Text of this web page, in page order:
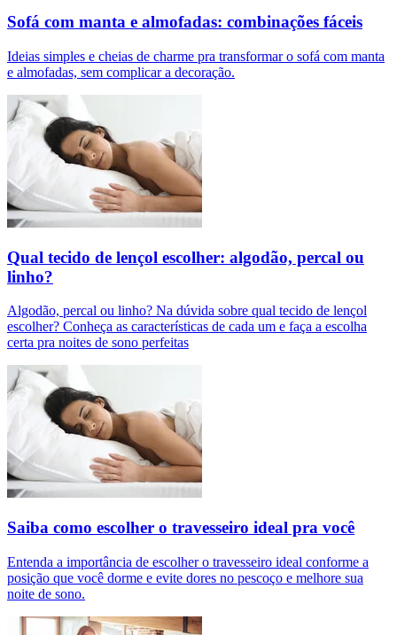
Sofá com manta e almofadas: combinações fáceis
Ideias simples e cheias de charme pra transformar o sofá com manta
e almofadas, sem complicar a decoração.
Qual tecido de lençol escolher: algodão, percal ou
linho?
Algodão, percal ou linho? Na dúvida sobre qual tecido de lençol
escolher? Conheça as características de cada um e faça a escolha
certa pra noites de sono perfeitas
Saiba como escolher o travesseiro ideal pra você
Entenda a importância de escolher o travesseiro ideal conforme a
posição que você dorme e evite dores no pescoço e melhore sua
noite de sono.